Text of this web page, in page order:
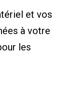
et vos
à votre
les